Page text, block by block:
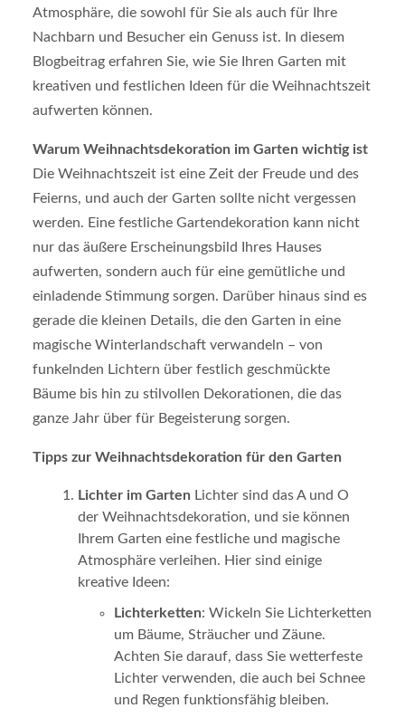
Atmosphäre, die sowohl für Sie als auch für Ihre
Nachbarn und Besucher ein Genuss ist. In diesem
Blogbeitrag erfahren Sie, wie Sie Ihren Garten mit
kreativen und festlichen Ideen für die Weihnachtszeit
aufwerten können.
Warum Weihnachtsdekoration im Garten wichtig ist
Die Weihnachtszeit ist eine Zeit der Freude und des
Feierns, und auch der Garten sollte nicht vergessen
werden. Eine festliche Gartendekoration kann nicht
nur das äußere Erscheinungsbild Ihres Hauses
aufwerten, sondern auch für eine gemütliche und
einladende Stimmung sorgen. Darüber hinaus sind es
gerade die kleinen Details, die den Garten in eine
magische Winterlandschaft verwandeln – von
funkelnden Lichtern über festlich geschmückte
Bäume bis hin zu stilvollen Dekorationen, die das
ganze Jahr über für Begeisterung sorgen.
Tipps zur Weihnachtsdekoration für den Garten
Lichter im Garten Lichter sind das A und O
der Weihnachtsdekoration, und sie können
Ihrem Garten eine festliche und magische
Atmosphäre verleihen. Hier sind einige
kreative Ideen:
Lichterketten: Wickeln Sie Lichterketten
um Bäume, Sträucher und Zäune.
Achten Sie darauf, dass Sie wetterfeste
Lichter verwenden, die auch bei Schnee
und Regen funktionsfähig bleiben.